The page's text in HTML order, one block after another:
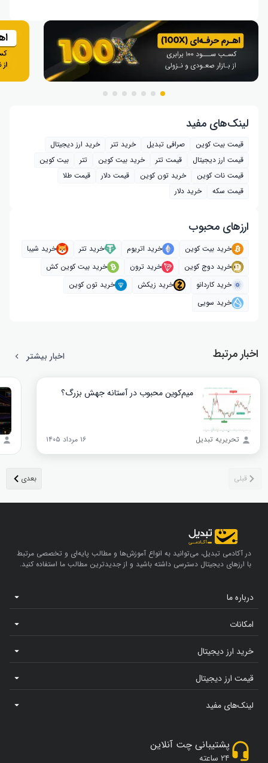
لینک‌های مفید
قیمت بیت کوین صرافی تبدیل خرید تتر
خرید ارز دیجیتال
قیمت ارز دیجیتال
قیمت تتر خرید بیت‌ کوین تتر
بیت کوین
قیمت نات کوین
خرید تون کوین قیمت دلار
قیمت طلا
قیمت سکه
خرید دلار
ارز‌های محبوب
خرید بیت کوین خرید اتریوم خرید تتر
خرید شیبا
خرید دوج کوین
خرید ترون
خرید بیت کوین کش
خرید کاردانو
خرید زیکش
خرید تون کوین
خرید سویی
اخبار مرتبط اخبار بیشتر
میم‌کوین محبوب در آستانه جهش بزرگ؟
تحریریه تبدیل ۱۶ مرداد ۱۴۰۵
در آکادمی تبدیل، می‌توانید به انواع آموزش‌ها و مطالب پایه‌ای و تخصصی مرتبط
با ارزهای دیجیتال دسترسی داشته باشید و از جدیدترین مطالب ما استفاده کنید.
درباره ما
امکانات
خرید ارز دیجیتال
قیمت ارز دیجیتال
لینک‌های مفید
پشتیبانی چت آنلاین
۲۴ ساعته